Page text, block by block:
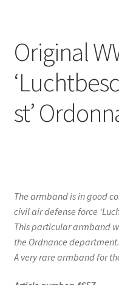
Original
st’
The armband is in good
civil air defense force
This particular armband
the Ordnance department.
A very rare armband for